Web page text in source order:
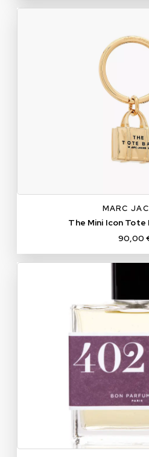
MARC
The Mini Icon Tote
90,00